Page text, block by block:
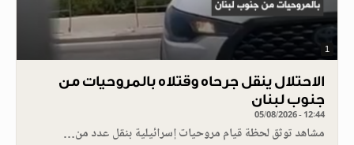
1
الاحتلال ينقل جرحاه وقتلاه بالمروحيات من
جنوب لبنان
05/08/2026 - 12:44
مشاهد توثق لحظة قيام مروحيات إسرائيلية بنقل عدد من…